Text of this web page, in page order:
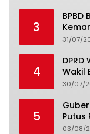
3
31/07/
4
Wakil
30/07/
5
Putus
03/08/